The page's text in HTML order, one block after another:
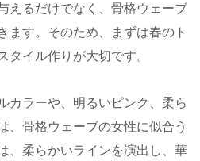
えるだけでなく、骨格ウェーブ
ます。そのため、まずは春のト
タイル作りが大切です。
カラーや、明るいピンク、柔ら
、骨格ウェーブの女性に似合う
、柔らかいラインを演出し、華